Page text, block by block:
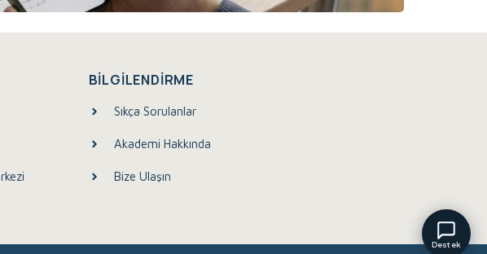
BILGILENDIRME
Sıkça Sorulanlar
Akademi Hakkında
Bize Ulaşın
Destek